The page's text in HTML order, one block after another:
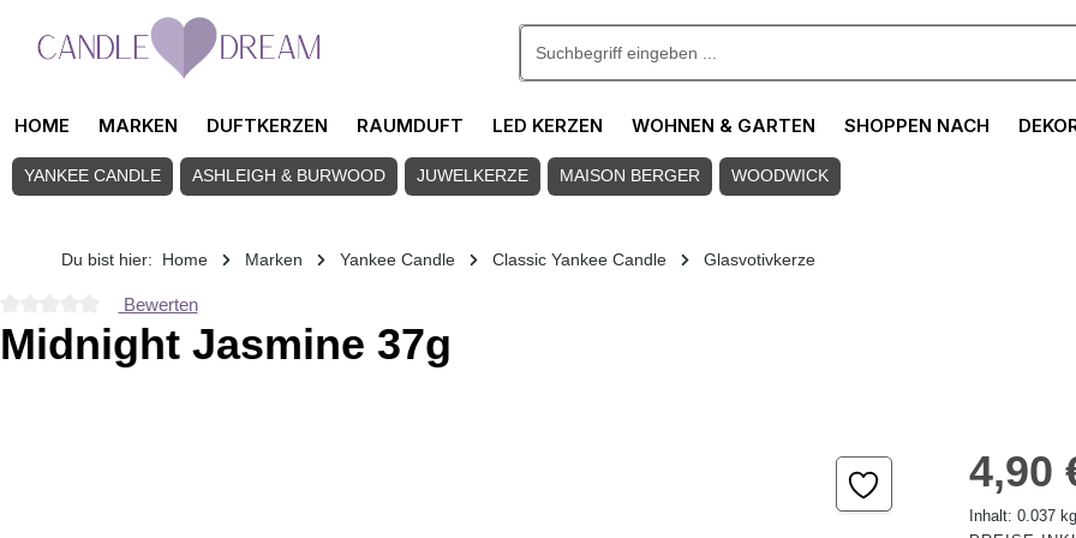
Zum Hauptinhalt springen
HOME MARKEN DUFTKERZEN RAUMDUFT LED KERZEN WOHNEN & GARTEN SHOPPEN NACH
YANKEE CANDLE ASHLEIGH & BURWOOD JUWELKERZE MAISON BERGER WOODWICK
Du bist hier: Home Marken Yankee Candle Classic Yankee Candle Glasvotivkerze
Durchschnittliche Bewertung von 0 von 5 Sternen
Bewerten
Midnight Jasmine 37g
4,90
Inhalt:0.037